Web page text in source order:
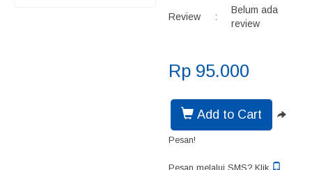
Review :
Belum ada
review
Rp 95.000
Add to Cart
Pesan!
Pesan melalui SMS? Klik